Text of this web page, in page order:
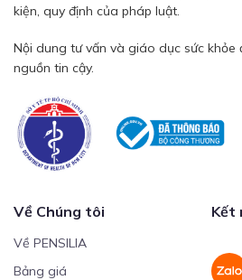
kiện, quy định của pháp luật.
Nội dung tư vấn và giáo dục sức khỏe
nguồn tin cậy.
Về Chúng tôi
Về PENSILIA
Bảng giá
Kết